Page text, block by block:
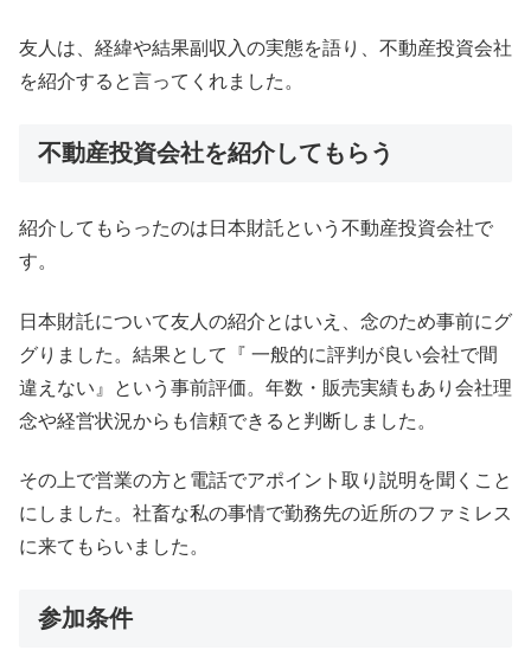
友人は、経緯や結果副収入の実態を語り、不動産投資会社
を紹介すると言ってくれました。
不動産投資会社を紹介してもらう
紹介してもらったのは日本財託という不動産投資会社で
す。
日本財託について友人の紹介とはいえ、念のため事前にグ
グりました。結果として『 一般的に評判が良い会社で間
違えない』という事前評価。年数・販売実績もあり会社理
念や経営状況からも信頼できると判断しました。
その上で営業の方と電話でアポイント取り説明を聞くこと
にしました。社畜な私の事情で勤務先の近所のファミレス
に来てもらいました。
参加条件